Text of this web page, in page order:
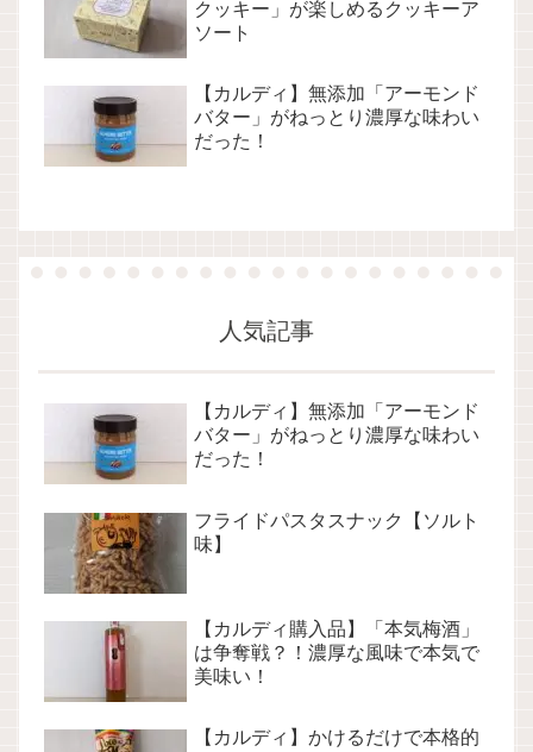
クッキー」が楽しめるクッキーア
ソート
【カルディ】無添加「アーモンド
バター」がねっとり濃厚な味わい
だった！
人気記事
【カルディ】無添加「アーモンド
バター」がねっとり濃厚な味わい
だった！
フライドパスタスナック【ソルト
味】
【カルディ購入品】「本気梅酒」
は争奪戦？！濃厚な風味で本気で
美味い！
【カルディ】かけるだけで本格的